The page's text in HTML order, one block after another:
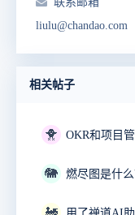
liulu@chandao.com
相关帖子
🐥 OKR和项目
🐘 燃尽图是什
🚂